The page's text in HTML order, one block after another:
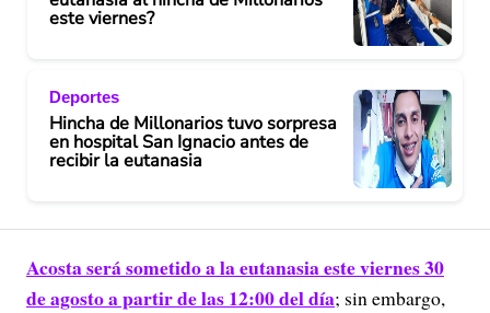
este viernes?
Deportes
Hincha de Millonarios tuvo sorpresa
en hospital San Ignacio antes de
recibir la eutanasia
Acosta será sometido a la eutanasia este viernes 30
de agosto a partir de las 12:00 del día; sin embargo,